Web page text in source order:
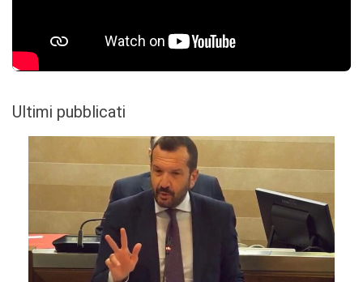
Ultimi pubblicati